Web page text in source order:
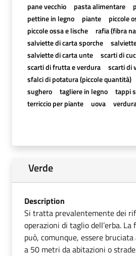
pane vecchio
pasta alimentare
pettine in legno
piante
piccole
piccole ossa e lische
rafia (fibra
salviette di carta sporche
salviette di carta unte
scarti di
scarti di frutta e verdura
scarti di
sfalci di potatura (piccole quantità)
sughero
tagliere in legno
tappi
terriccio per piante
uova
Verde
Description
Si tratta prevalentemente dei
operazioni di taglio dell’erba.
può, comunque, essere
a 50 metri da abitazioni o